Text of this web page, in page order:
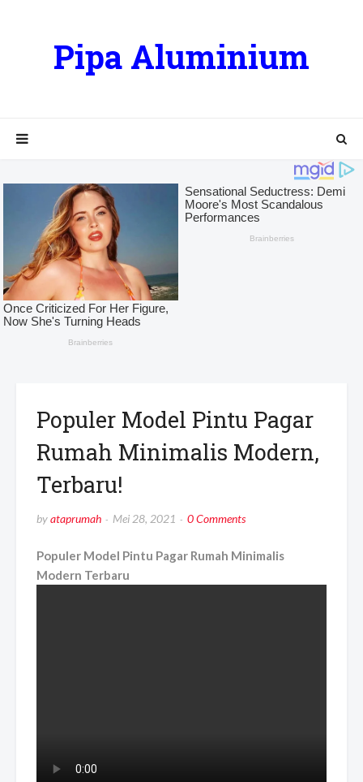
Pipa Aluminium
Populer Model Pintu Pagar
Rumah Minimalis Modern,
Terbaru!
byataprumah Mei 28, 2021 0 Comments
Populer Model Pintu Pagar Rumah Minimalis
Modern Terbaru